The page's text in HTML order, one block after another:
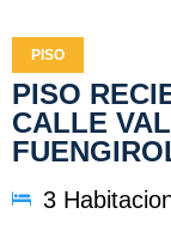
PISO
PISO
CALLE
3